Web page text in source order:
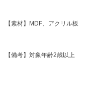
【素材】MDF、アクリル板
【備考】対象年齢2歳以上